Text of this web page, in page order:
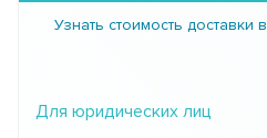
Узнать стоимость доставки в
Для юридических лиц